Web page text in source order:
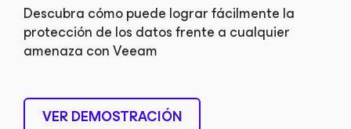
Descubra cómo puede lograr fácilmente la
protección de los datos frente a cualquier
amenaza con Veeam
VER DEMOSTRACIÓN